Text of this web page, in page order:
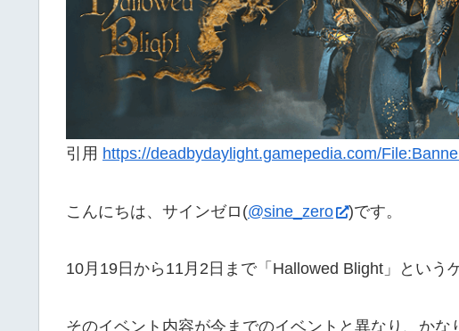
引用 https://deadbydaylight.gamepedia.com/
こんにちは、サインゼロ(@sine_zero )です。
10月19日から11月2日まで「Hallowed Blight」という
そのイベント内容が今までのイベントと異なり、かな